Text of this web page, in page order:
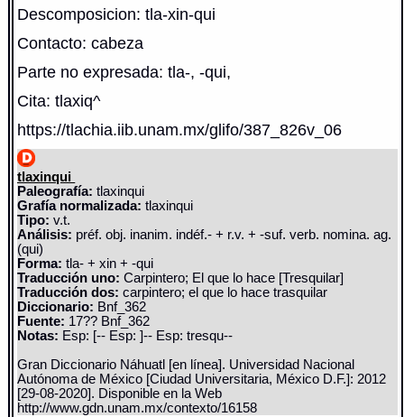
Descomposicion: tla-xin-qui
Contacto: cabeza
Parte no expresada: tla-, -qui,
Cita: tlaxiq^
https://tlachia.iib.unam.mx/glifo/387_826v_06
tlaxinqui
Paleografía: tlaxinqui
Grafía normalizada: tlaxinqui
Tipo: v.t.
Análisis: préf. obj. inanim. indéf.- + r.v. + -suf. verb. nomina. ag.
(qui)
Forma: tla- + xin + -qui
Traducción uno: Carpintero; El que lo hace [Tresquilar]
Traducción dos: carpintero; el que lo hace trasquilar
Diccionario: Bnf_362
Fuente: 17?? Bnf_362
Notas: Esp: [-- Esp: ]-- Esp: tresqu--
Gran Diccionario Náhuatl [en línea]. Universidad Nacional
Autónoma de México [Ciudad Universitaria, México D.F.]: 2012
[29-08-2020]. Disponible en la Web
http://www.gdn.unam.mx/contexto/16158